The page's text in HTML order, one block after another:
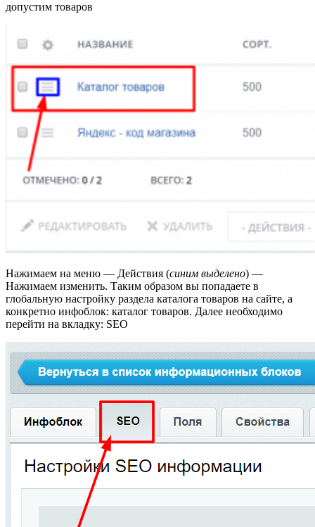
допустим товаров
Нажимаем на меню — Действия (синим выделено) —
Нажимаем изменить. Таким образом вы попадаете в
глобальную настройку раздела каталога товаров на сайте, а
конкретно инфоблок: каталог товаров. Далее необходимо
перейти на вкладку: SEO